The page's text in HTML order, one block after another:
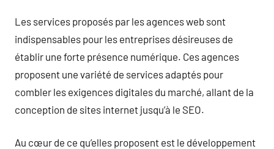
Les services proposés par les agences web sont
indispensables pour les entreprises désireuses de
établir une forte présence numérique. Ces agences
proposent une variété de services adaptés pour
combler les exigences digitales du marché, allant de la
conception de sites internet jusqu’à le SEO.
Au cœur de ce qu’elles proposent est le développement